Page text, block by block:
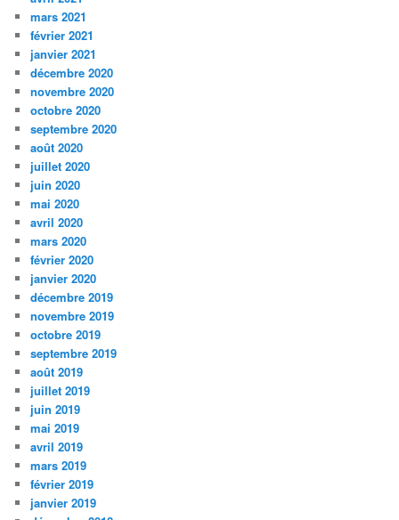
mars 2021
février 2021
janvier 2021
décembre 2020
novembre 2020
octobre 2020
septembre 2020
août 2020
juillet 2020
juin 2020
mai 2020
avril 2020
mars 2020
février 2020
janvier 2020
décembre 2019
novembre 2019
octobre 2019
septembre 2019
août 2019
juillet 2019
juin 2019
mai 2019
avril 2019
mars 2019
février 2019
janvier 2019